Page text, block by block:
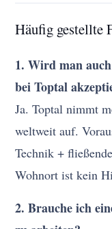
Häufig gestellte
1. Wird man
bei Toptal
Ja. Toptal nimmt
weltweit auf.
Technik +
Wohnort ist kein
2. Brauche ich